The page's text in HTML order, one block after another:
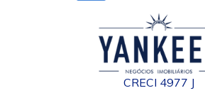
CRECI 4977 J